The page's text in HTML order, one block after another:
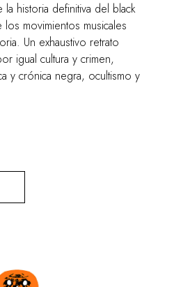
historia definitiva del black
movimientos musicales
Un exhaustivo retrato
igual cultura y crimen,
y crónica negra, ocultismo y